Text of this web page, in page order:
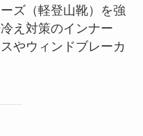
ズ（軽登山靴）を強
え対策のインナー
やウィンドブレーカ